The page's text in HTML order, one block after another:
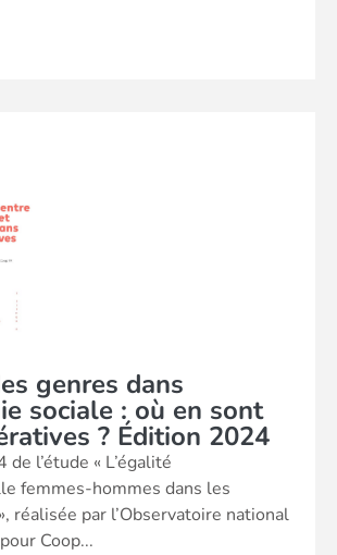
genres dans
sociale : où en sont
? Édition 2024
de l’étude « L’égalité
femmes-hommes dans les
réalisée par l’Observatoire national
Coop...